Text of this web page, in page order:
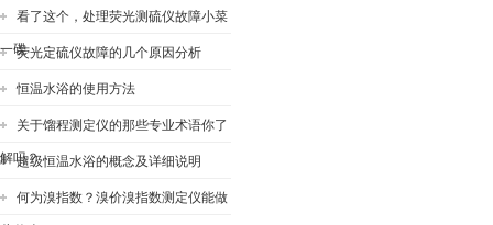
看了这个，处理荧光测硫仪故障小菜
一碟荧光定硫仪故障的几个原因分析
恒温水浴的使用方法
关于馏程测定仪的那些专业术语你了
解吗？
超级恒温水浴的概念及详细说明
何为溴指数？溴价溴指数测定仪能做